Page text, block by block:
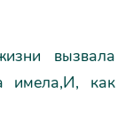
вызвала
имела,И, как